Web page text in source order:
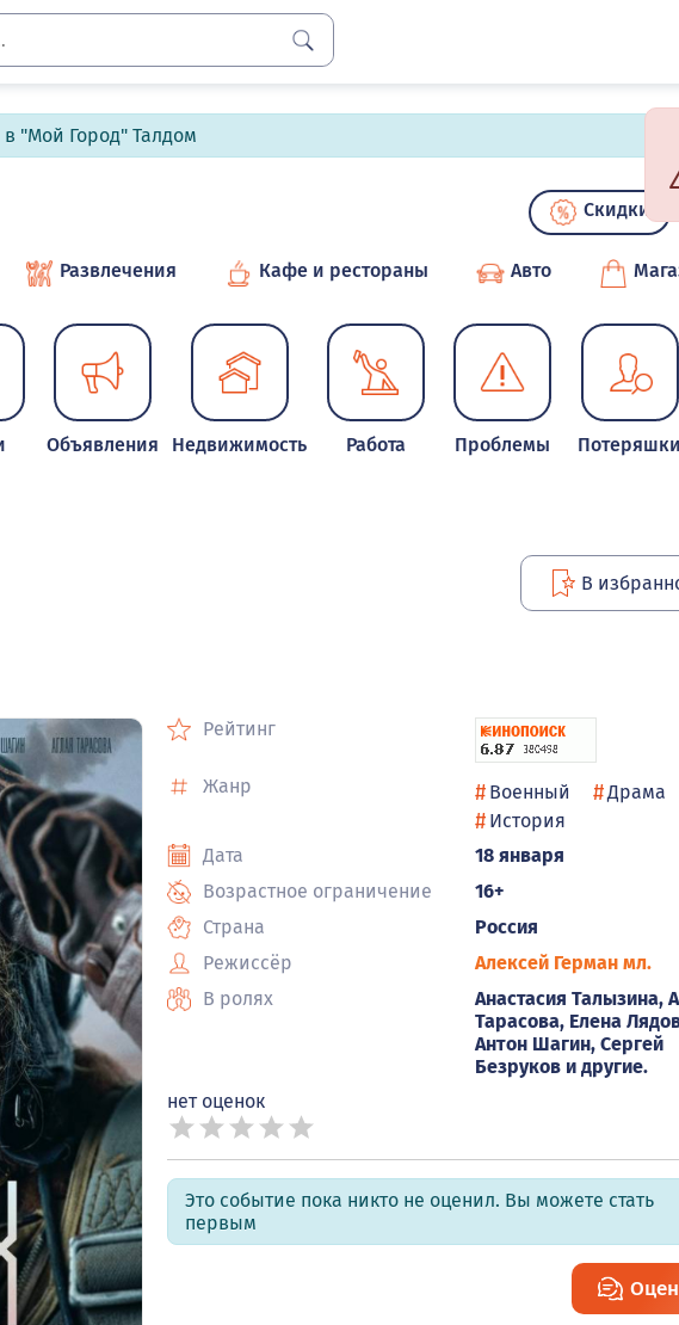
"Мой Город" Талдом
Скидки
Развлечения Кафе и рестораны Авто
Объявления Недвижимость Работа Проблемы Потеряшки
В
Рейтинг
Жанр # Военный #Драма
# История
Дата
18 января
Возрастное ограничение
16+
Страна
Россия
Режиссёр
Алексей Герман мл.
В ролях
Анастасия Талызина,
Тарасова, Елена
Антон Шагин, Сергей
Безруков и другие.
нет оценок
Это событие пока никто не оценил. Вы можете стать
первым